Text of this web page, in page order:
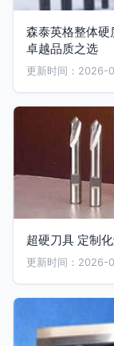
森泰英格整体
卓越品质之选
更新时间：
超硬刀具 定制
更新时间：2026-